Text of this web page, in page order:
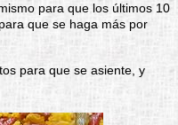
para que los últimos 10
que se haga más por
para que se asiente, y